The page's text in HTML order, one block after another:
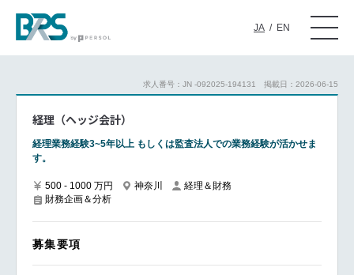
JA / EN
求人番号：JN -092025-194131 掲載日：2026-06-15
経理（ヘッジ会計）
経理業務経験3~5年以上 もしくは監査法人での業務経験が活かせま
す。
500 - 1000 万円 神奈川
経理＆財務
財務企画＆分析
募集要項